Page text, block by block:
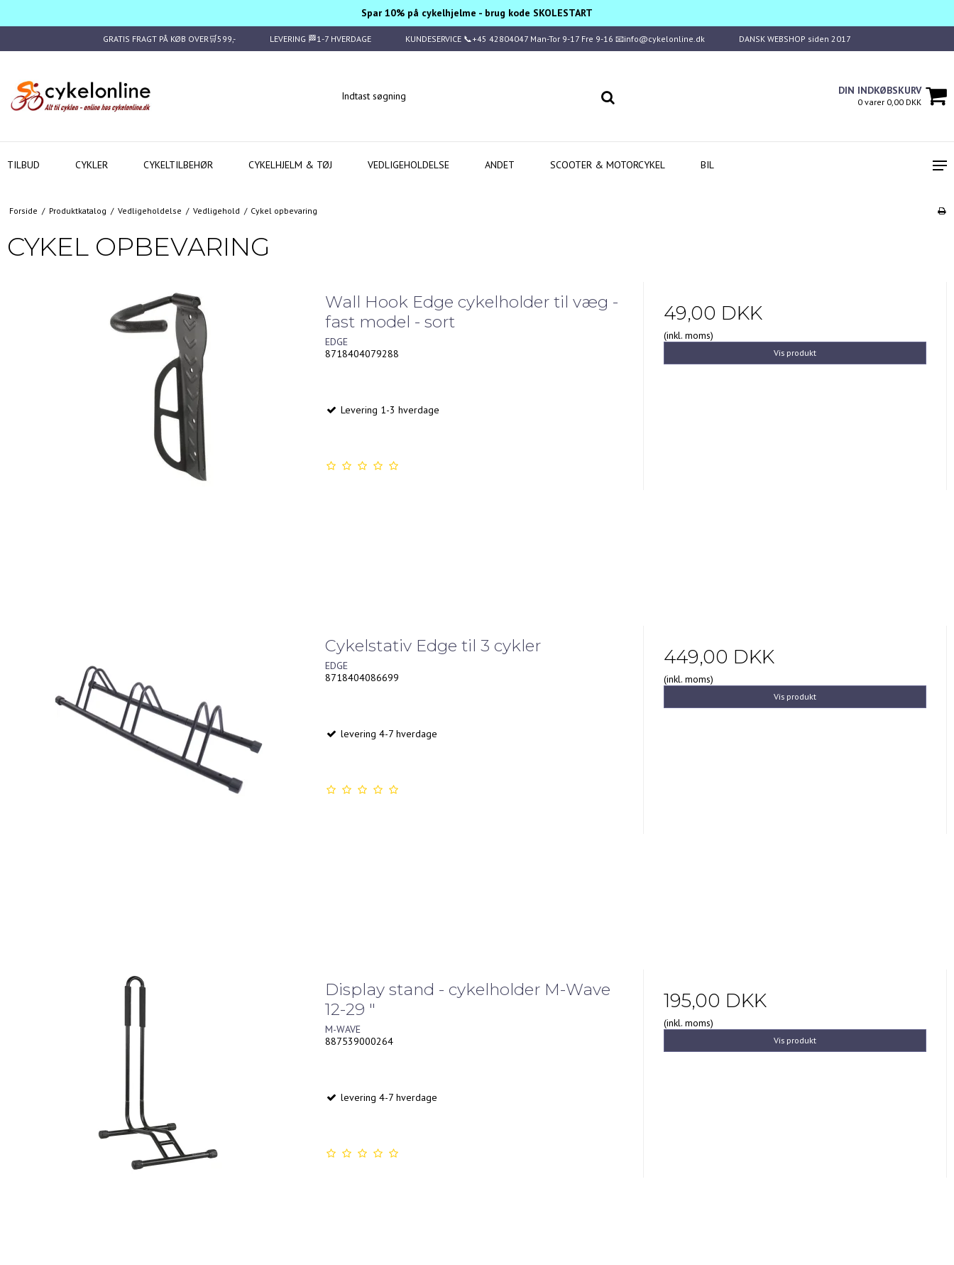
Spar 10% på cykelhjelme - brug kode SKOLESTART
GRATIS FRAGT PÅ KØB OVER🛒599,- LEVERING 🏁1-7 HVERDAGE KUNDESERVICE 📞+45 42804047 Man-Tor 9-17 Fre 9-16 📧info@cykelonline.dk DANSK WEBSHOP siden 2017
DIN INDKØBSKURV
0 varer 0,00 DKK
TILBUD CYKLER CYKELTILBEHØR CYKELHJELM & TØJ VEDLIGEHOLDELSE ANDET SCOOTER & MOTORCYKEL BIL
Forside / Produktkatalog / Vedligeholdelse / Vedligehold / Cykel opbevaring
CYKEL OPBEVARING
Wall Hook Edge cykelholder til væg -
fast model - sort
EDGE
8718404079288
Levering 1-3 hverdage
49,00 DKK
(inkl. moms)
Vis produkt
Cykelstativ Edge til 3 cykler
EDGE
8718404086699
levering 4-7 hverdage
449,00 DKK
(inkl. moms)
Vis produkt
Display stand - cykelholder M-Wave
12-29 "
M-WAVE
887539000264
levering 4-7 hverdage
195,00 DKK
(inkl. moms)
Vis produkt